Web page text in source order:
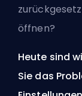
öffnen?
Heute sind
Sie das